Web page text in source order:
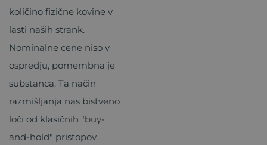
količino fizične kovine v
lasti naših strank.
Nominalne cene niso v
ospredju, pomembna je
substanca. Ta način
razmišljanja nas bistveno
loči od klasičnih "buy-
and-hold" pristopov.